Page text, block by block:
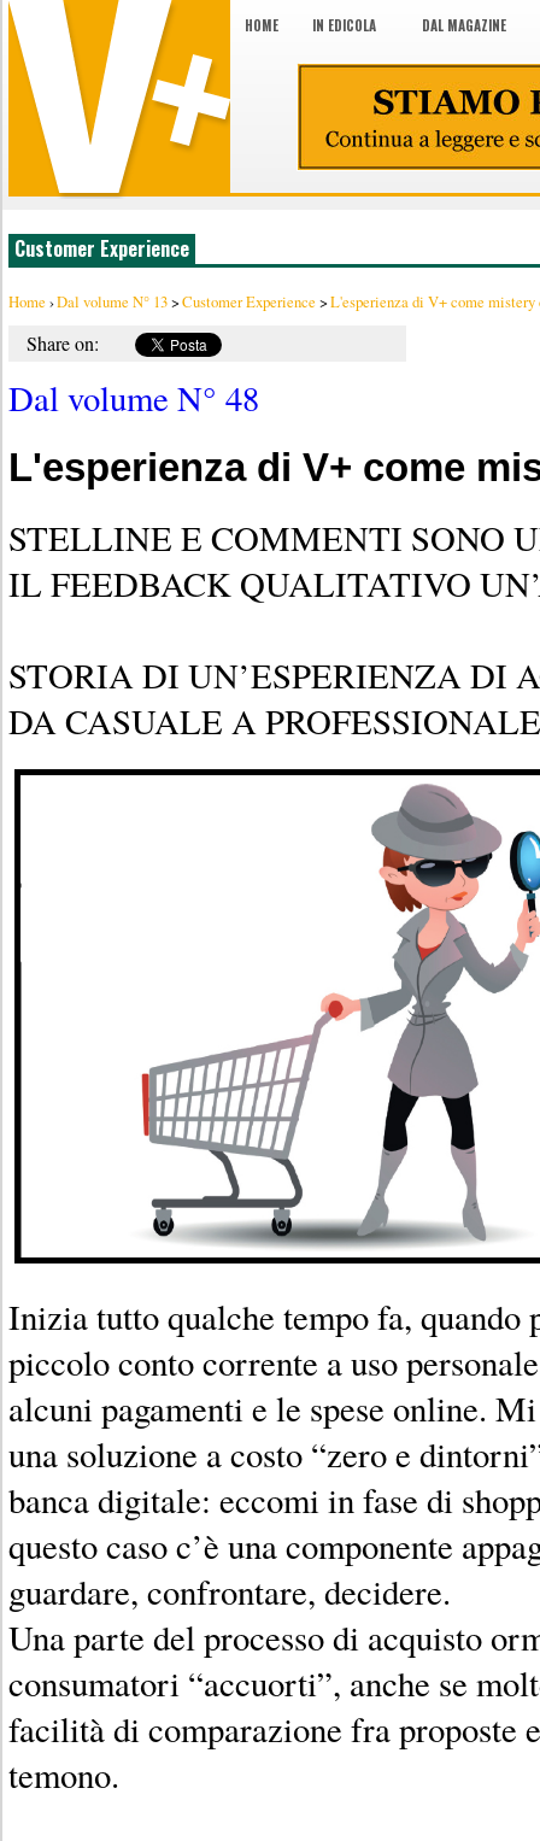
HOME IN EDICOLA DAL MAGAZINE
Customer Experience
Home ›Dal volume N° 13>Customer Experience >L'esperienza di V+ come
Share on:
Dal volume N° 48
L'esperienza di V+ come
STELLINE E COMMENTI SONO
IL FEEDBACK QUALITATIVO
STORIA DI UN’ESPERIENZA DI
DA CASUALE A PROFESSIONALE
Inizia tutto qualche tempo fa, quando
piccolo conto corrente a uso
alcuni pagamenti e le spese online.
una soluzione a costo “zero e
banca digitale: eccomi in fase di
questo caso c’è una componente
guardare, confrontare, decidere.
Una parte del processo di acquisto
consumatori “accuorti”, anche se
facilità di comparazione fra proposte
temono.